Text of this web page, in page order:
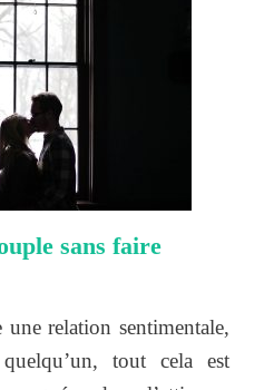
sans faire
relation sentimentale,
tout cela est